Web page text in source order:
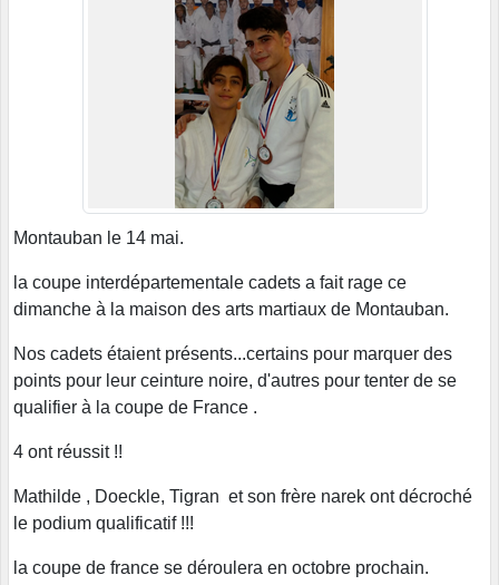
Montauban le 14 mai.
la coupe interdépartementale cadets a fait rage ce
dimanche à la maison des arts martiaux de Montauban.
Nos cadets étaient présents...certains pour marquer des
points pour leur ceinture noire, d'autres pour tenter de se
qualifier à la coupe de France .
4 ont réussit !!
Mathilde , Doeckle, Tigran et son frère narek ont décroché
le podium qualificatif !!!
la coupe de france se déroulera en octobre prochain.